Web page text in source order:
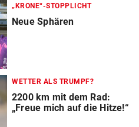
„KRONE“-STOPPLICHT
Neue Sphären
WETTER ALS TRUMPF?
2200 km mit dem Rad:
„Freue mich auf die Hitze!“